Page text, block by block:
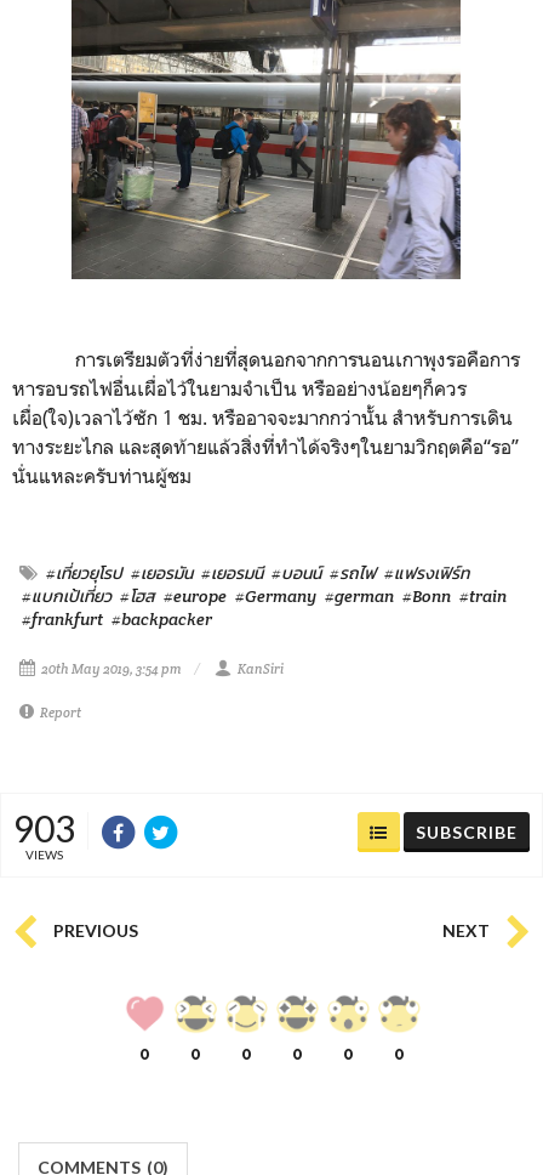
การเตรียมตัวที่ง่ายที่สุดนอกจากการนอนเกาพุงรอคือการ
หารอบรถไฟอื่นเผื่อไว้ในยามจำเป็น หรืออย่างน้อยๆก็ควร
เผื่อ(ใจ)เวลาไว้ซัก 1 ชม. หรืออาจจะมากกว่านั้น สำหรับการเดิน
ทางระยะไกล และสุดท้ายแล้วสิ่งที่ทำได้จริงๆในยามวิกฤตคือ“รอ”
นั่นแหละครับท่านผู้ชม
#เที่ยวยุโรป #เยอรมัน #เยอรมนี #บอนน์ #รถไฟ #แฟรงเฟิร์ท
#แบกเป้เที่ยว #โฮส #europe #Germany #german #Bonn #train
#frankfurt #backpacker
20th May 2019, 3:54 pm KanSiri
Report
903
VIEWS
SUBSCRIBE
PREVIOUS NEXT
0 0 0 0 0 0
COMMENTS (0)